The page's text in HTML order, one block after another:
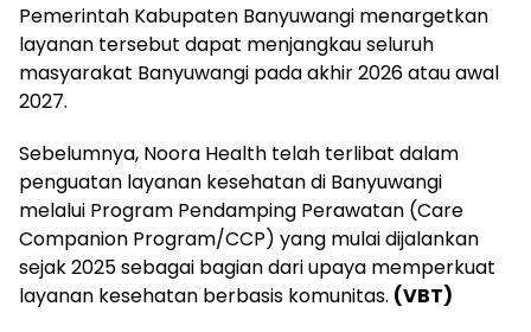
Pemerintah Kabupaten Banyuwangi menargetkan
layanan tersebut dapat menjangkau seluruh
masyarakat Banyuwangi pada akhir 2026 atau awal
2027.
Sebelumnya, Noora Health telah terlibat dalam
penguatan layanan kesehatan di Banyuwangi
melalui Program Pendamping Perawatan (Care
Companion Program/CCP) yang mulai dijalankan
sejak 2025 sebagai bagian dari upaya memperkuat
layanan kesehatan berbasis komunitas. (VBT)